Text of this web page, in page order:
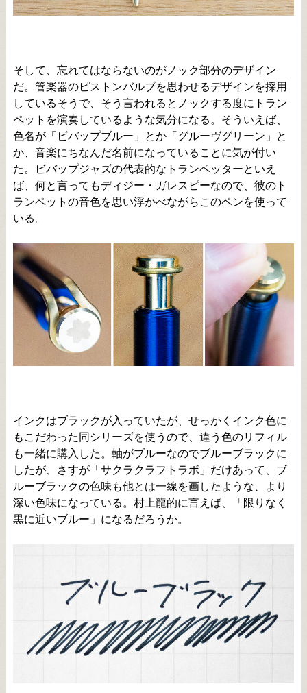
そして、忘れてはならないのがノック部分のデザイン
だ。管楽器のピストンバルブを思わせるデザインを採用
しているそうで、そう言われるとノックする度にトラン
ペットを演奏しているような気分になる。そういえば、
色名が「ビバップブルー」とか「グルーヴグリーン」と
か、音楽にちなんだ名前になっていることに気が付い
た。ビバップジャズの代表的なトランペッターといえ
ば、何と言ってもディジー・ガレスピーなので、彼のト
ランペットの音色を思い浮かべながらこのペンを使って
いる。
インクはブラックが入っていたが、せっかくインク色に
もこだわった同シリーズを使うので、違う色のリフィル
も一緒に購入した。軸がブルーなのでブルーブラックに
したが、さすが「サクラクラフトラボ」だけあって、ブ
ルーブラックの色味も他とは一線を画したような、より
深い色味になっている。村上龍的に言えば、「限りなく
黒に近いブルー」になるだろうか。